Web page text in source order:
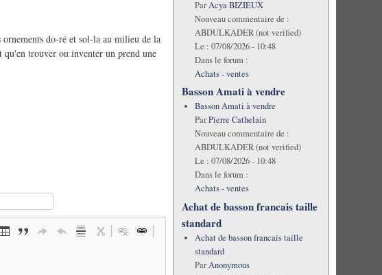
do-ré et sol-la au milieu de la
trouver ou inventer un prend une
ParAcya BIZIEUX
Nouveau commentaire de :
ABDULKADER (not verified)
Le : 07/08/2026 - 10:48
Dans le forum :
Achats - ventes
Basson Amati à vendre
Basson Amati à vendre
ParPierre Cathelain
Nouveau commentaire de :
ABDULKADER (not verified)
Le : 07/08/2026 - 10:48
Dans le forum :
Achats - ventes
Achat de basson francais taille
standard
Achat de basson francais taille
standard
ParAnonymous